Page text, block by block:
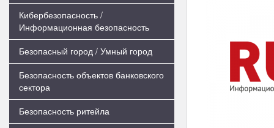
Кибербезопасность /
Информационная безопасность
Безопасный город / Умный город
Безопасность объектов банковского
сектора
Безопасность ритейла